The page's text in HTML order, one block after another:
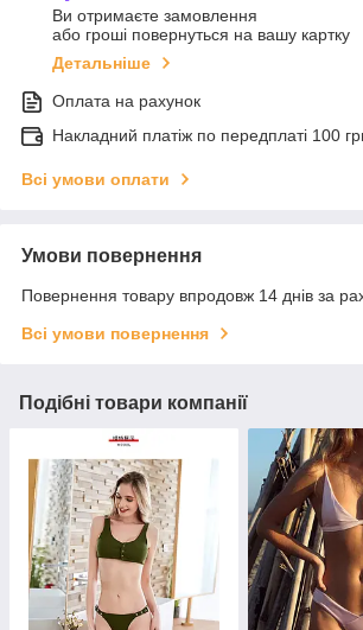
Ви отримаєте замовлення
або гроші повернуться на вашу картку
Детальніше
Оплата на рахунок
Накладний платіж по передплаті 100
Всі умови оплати
Умови повернення
Повернення товару впродовж 14 днів за
Всі умови повернення
Подібні товари компанії